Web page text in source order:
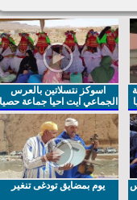
اسوكز نتسلاتين بالعرس
الجماعي ايت احيا جماعة حصيا
يوم بمضايق تودغى تنغير